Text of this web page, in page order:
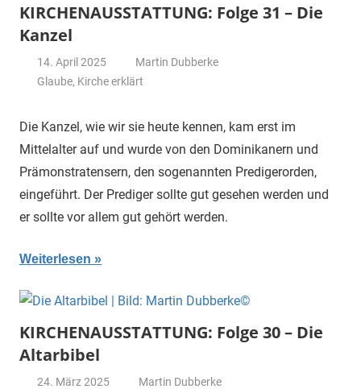
KIRCHENAUSSTATTUNG: Folge 31 – Die
Kanzel
14. April 2025
Martin Dubberke
Glaube, Kirche erklärt
Die Kanzel, wie wir sie heute kennen, kam erst im
Mittelalter auf und wurde von den Dominikanern und
Prämonstratensern, den sogenannten Predigerorden,
eingeführt. Der Prediger sollte gut gesehen werden und
er sollte vor allem gut gehört werden.
Weiterlesen
KIRCHENAUSSTATTUNG: Folge 30 – Die
Altarbibel
24. März 2025
Martin Dubberke